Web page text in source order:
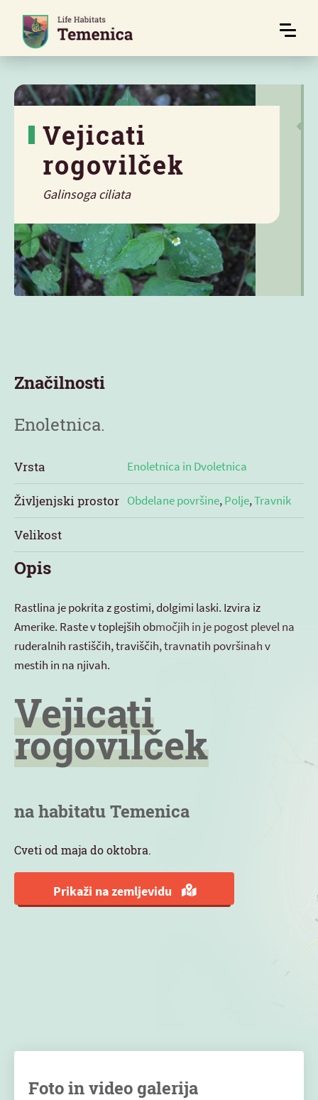
Vejicati
rogovilček
Galinsoga ciliata
Značilnosti
Enoletnica.
Vrsta Enoletnica in Dvoletnica
Življenjski prostor Obdelane površine,Polje,Travnik
Velikost
Opis
Rastlina je pokrita z gostimi, dolgimi laski. Izvira iz
Amerike. Raste v toplejših območjih in je pogost plevel na
ruderalnih rastiščih, traviščih, travnatih površinah v
mestih in na njivah.
Vejicati
rogovilček
na habitatu Temenica
Cveti od maja do oktobra.
Prikaži na zemljevidu
Foto in video galerija